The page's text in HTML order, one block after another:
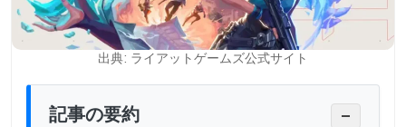
出典: ライアットゲームズ公式サイト
記事の要約 −